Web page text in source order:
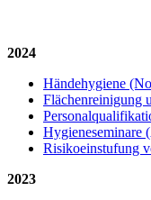
2024
Händehygiene
Flächenreinigung
Hygieneseminare
Risikoeinstufung
2023